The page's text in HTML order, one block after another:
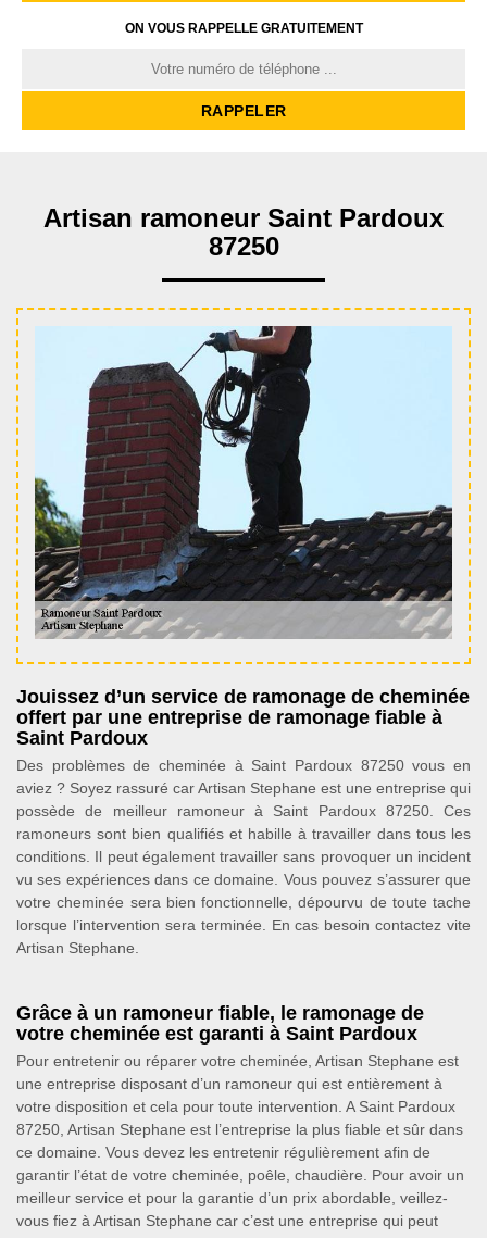
ON VOUS RAPPELLE GRATUITEMENT
Artisan ramoneur Saint Pardoux
87250
Jouissez d’un service de ramonage de cheminée
offert par une entreprise de ramonage fiable à
Saint Pardoux
Des problèmes de cheminée à Saint Pardoux 87250 vous en
aviez ? Soyez rassuré car Artisan Stephane est une entreprise qui
possède de meilleur ramoneur à Saint Pardoux 87250. Ces
ramoneurs sont bien qualifiés et habille à travailler dans tous les
conditions. Il peut également travailler sans provoquer un incident
vu ses expériences dans ce domaine. Vous pouvez s’assurer que
votre cheminée sera bien fonctionnelle, dépourvu de toute tache
lorsque l’intervention sera terminée. En cas besoin contactez vite
Artisan Stephane.
Grâce à un ramoneur fiable, le ramonage de
votre cheminée est garanti à Saint Pardoux
Pour entretenir ou réparer votre cheminée, Artisan Stephane est
une entreprise disposant d’un ramoneur qui est entièrement à
votre disposition et cela pour toute intervention. A Saint Pardoux
87250, Artisan Stephane est l’entreprise la plus fiable et sûr dans
ce domaine. Vous devez les entretenir régulièrement afin de
garantir l’état de votre cheminée, poêle, chaudière. Pour avoir un
meilleur service et pour la garantie d’un prix abordable, veillez-
vous fiez à Artisan Stephane car c’est une entreprise qui peut